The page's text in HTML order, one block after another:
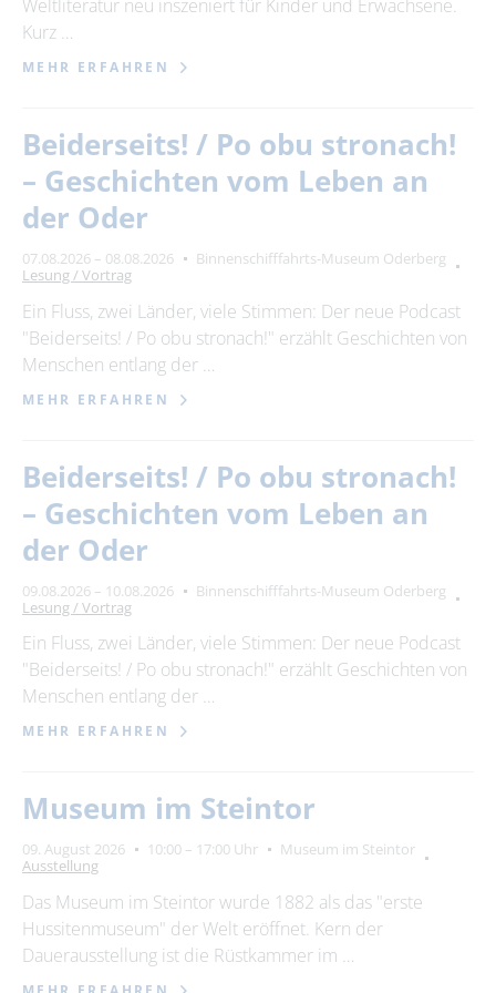
Weltliteratur neu inszeniert für Kinder und Erwachsene.
Kurz …
MEHR ERFAHREN
Beiderseits! / Po obu stronach!
– Geschichten vom Leben an
der Oder
07.08.2026 – 08.08.2026
Binnenschifffahrts-Museum Oderberg
Lesung / Vortrag
Ein Fluss, zwei Länder, viele Stimmen: Der neue Podcast
"Beiderseits! / Po obu stronach!" erzählt Geschichten von
Menschen entlang der …
MEHR ERFAHREN
Beiderseits! / Po obu stronach!
– Geschichten vom Leben an
der Oder
09.08.2026 – 10.08.2026
Binnenschifffahrts-Museum Oderberg
Lesung / Vortrag
Ein Fluss, zwei Länder, viele Stimmen: Der neue Podcast
"Beiderseits! / Po obu stronach!" erzählt Geschichten von
Menschen entlang der …
MEHR ERFAHREN
Museum im Steintor
09. August 2026 10:00 – 17:00 Uhr
Museum im Steintor
Ausstellung
Das Museum im Steintor wurde 1882 als das "erste
Hussitenmuseum" der Welt eröffnet. Kern der
Dauerausstellung ist die Rüstkammer im …